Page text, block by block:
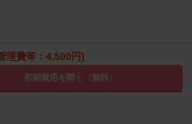
理費等：4,500円)
初期費用を聞く（無料）